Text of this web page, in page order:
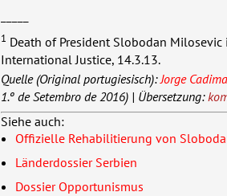
1 Death of President Slobodan Milosevic
International Justice, 14.3.13.
Quelle (Original portugiesisch): Jorge
1.º de Setembro de 2016) | Übersetzung:
Siehe auch:
Offizielle Rehabilitierung von
Länderdossier Serbien
Dossier Opportunismus